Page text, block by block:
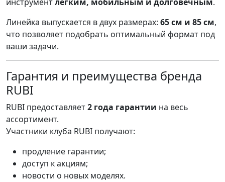
Линейка выпускается в двух размерах: 65 см и 85 см,
что позволяет подобрать оптимальный формат под
ваши задачи.
Гарантия и преимущества бренда
RUBI
RUBI предоставляет2 года гарантии на весь
ассортимент.
Участники клуба RUBI получают:
продление гарантии;
доступ к акциям;
новости о новых моделях.